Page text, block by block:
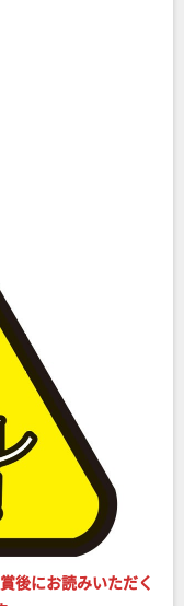
後にお読みいただく